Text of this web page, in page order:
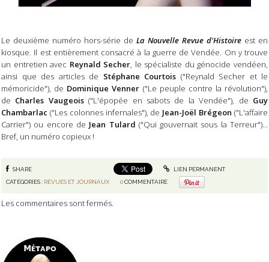
Le deuxième numéro hors-série de La Nouvelle Revue d'Histoire est en
kiosque. Il est entièrement consacré à la guerre de Vendée. On y trouve
un entretien avec Reynald Secher , le spécialiste du génocide vendéen,
ainsi que des articles de Stéphane Courtois ("Reynald Secher et le
mémoricide"), de Dominique Venner ("Le peuple contre la révolution"),
de Charles Vaugeois("L'épopée en sabots de la Vendée"), de Guy
Chambarlac ("Les colonnes infernales"), de Jean-Joël Brégeon ("L'affaire
Carrier") ou encore de Jean Tulard ("Qui gouvernait sous la Terreur")...
Bref, un numéro copieux !
SHARE
LIEN PERMANENT
CATÉGORIES : REVUES ET JOURNAUX 0 COMMENTAIRE
Les commentaires sont fermés.